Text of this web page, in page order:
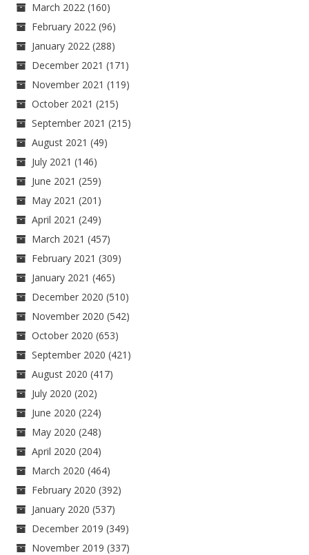
March 2022 (160)
February 2022 (96)
January 2022 (288)
December 2021 (171)
November 2021 (119)
October 2021 (215)
September 2021 (215)
August 2021 (49)
July 2021 (146)
June 2021 (259)
May 2021 (201)
April 2021 (249)
March 2021 (457)
February 2021 (309)
January 2021 (465)
December 2020 (510)
November 2020 (542)
October 2020 (653)
September 2020 (421)
August 2020 (417)
July 2020 (202)
June 2020 (224)
May 2020 (248)
April 2020 (204)
March 2020 (464)
February 2020 (392)
January 2020 (537)
December 2019 (349)
November 2019 (337)